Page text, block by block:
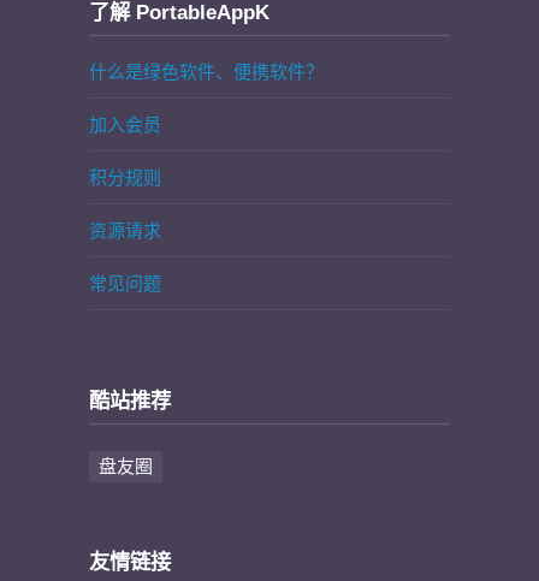
了解 PortableAppK
什么是绿色软件、便携软件？
加入会员
积分规则
资源请求
常见问题
酷站推荐
盘友圈
友情链接